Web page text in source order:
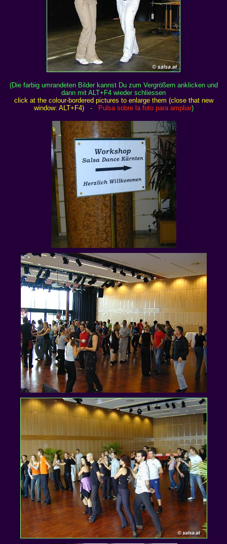
(Die farbig umrandeten Bilder kannst Du zum Vergrößern anklicken und
dann mit ALT+F4 wieder schliessen
click at the colour-bordered pictures to enlarge them (close that new
window: ALT+F4)
- Pulsa sobre la foto para ampliar)